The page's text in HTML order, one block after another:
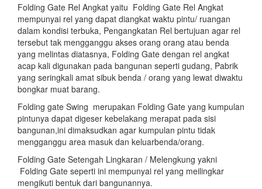
Folding Gate Rel Angkat yaitu Folding Gate Rel Angkat
mempunyai rel yang dapat diangkat waktu pintu/ ruangan
dalam kondisi terbuka, Pengangkatan Rel bertujuan agar rel
tersebut tak mengganggu akses orang orang atau benda
yang melintas diatasnya, Folding Gate dengan rel angkat
acap kali digunakan pada bangunan seperti gudang, Pabrik
yang seringkali amat sibuk benda / orang yang lewat diwaktu
bongkar muat barang.
Folding gate Swing merupakan Folding Gate yang kumpulan
pintunya dapat digeser kebelakang merapat pada sisi
bangunan,ini dimaksudkan agar kumpulan pintu tidak
mengganggu area masuk dan keluarbenda/orang.
Folding Gate Setengah Lingkaran / Melengkung yakni
Folding Gate seperti ini mempunyai rel yang meilingkar
mengikuti bentuk dari bangunannya.